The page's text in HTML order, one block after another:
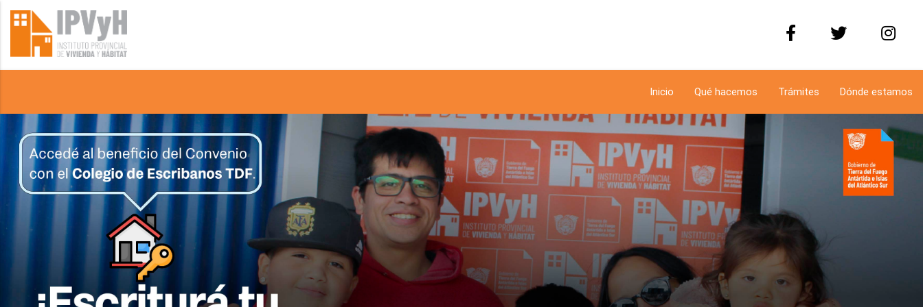
Inicio Qué hacemos Trámites Dónde estamos